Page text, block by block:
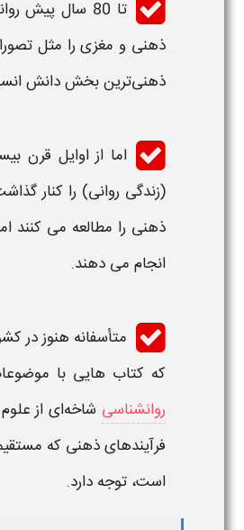
تا 80 سال پیش
ذهنی و مغزی را مثل
ذهنی‌ترین بخش دانش
اما از اوایل قرن
(زندگی روانی) را کنار
ذهنی را مطالعه می‌ کنند
انجام می‌ دهند.
متأسفانه‌ هنوز در
که‌ کتاب‌ هایی‌ با
روانشناسی‌ شاخه‌ای‌ از
فرآیندهای‌ ذهنی‌ که‌
است‌، توجه‌ دارد.